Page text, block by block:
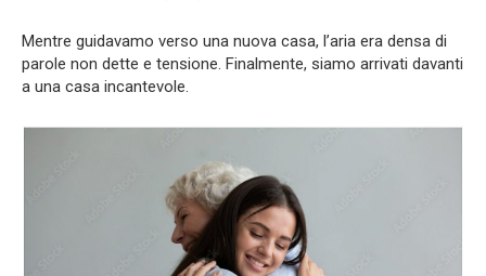
Mentre guidavamo verso una nuova casa, l’aria era densa di
parole non dette e tensione. Finalmente, siamo arrivati davanti
a una casa incantevole.